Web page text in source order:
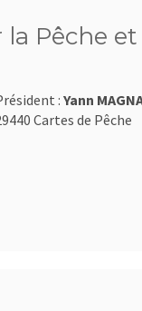
Pêche
: Yann
Cartes de Pêche